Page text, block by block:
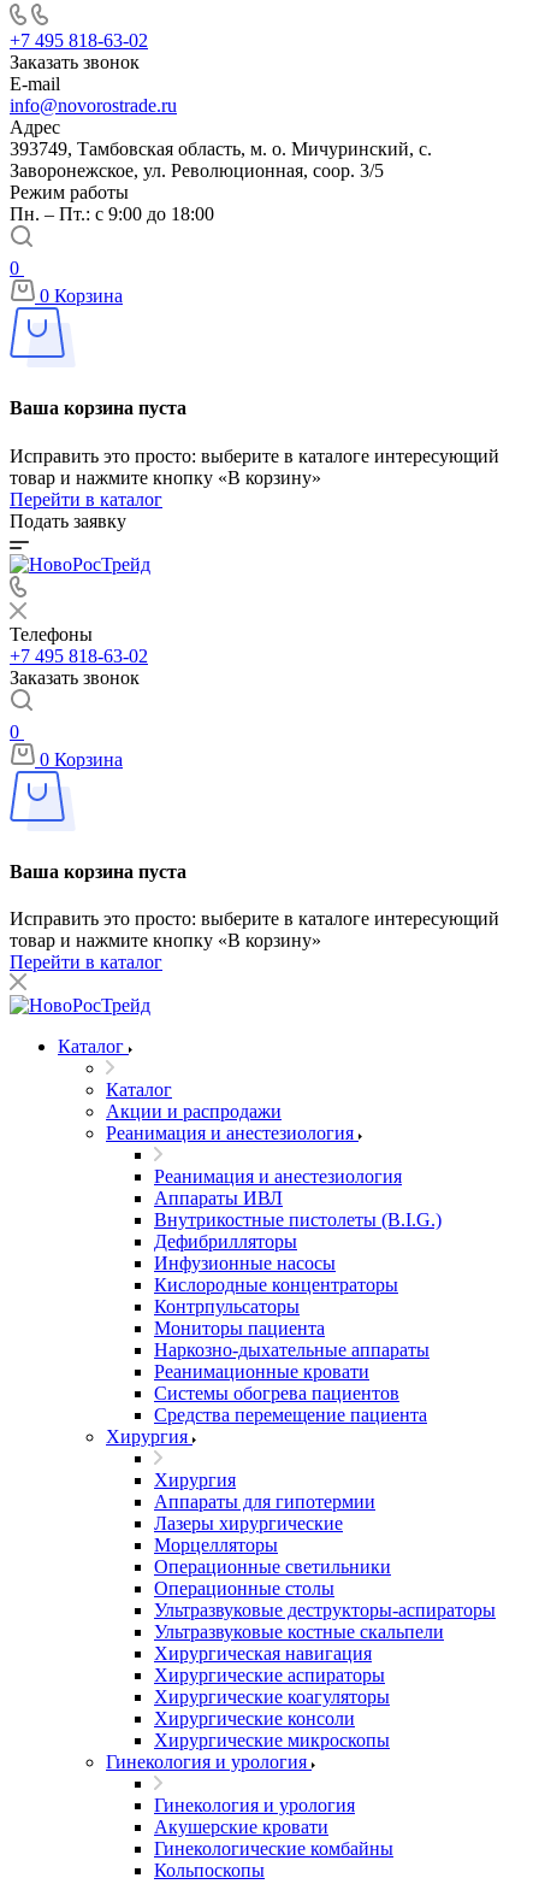
+7 495 818-63-02
Заказать звонок
E-mail
info@novorostrade.ru
Адрес
393749, Тамбовская область, м. о. Мичуринский, с.
Заворонежское, ул. Революционная, соор. 3/5
Режим работы
Пн. – Пт.: с 9:00 до 18:00
0
0 Корзина
Ваша корзина пуста
Исправить это просто: выберите в каталоге интересующий
товар и нажмите кнопку «В корзину»
Перейти в каталог
Подать заявку
Телефоны
+7 495 818-63-02
Заказать звонок
0
0 Корзина
Ваша корзина пуста
Исправить это просто: выберите в каталоге интересующий
товар и нажмите кнопку «В корзину»
Перейти в каталог
Каталог
Каталог
Акции и распродажи
Реанимация и анестезиология
Реанимация и анестезиология
Аппараты ИВЛ
Внутрикостные пистолеты (B.I.G.)
Дефибрилляторы
Инфузионные насосы
Кислородные концентраторы
Контрпульсаторы
Мониторы пациента
Наркозно-дыхательные аппараты
Реанимационные кровати
Системы обогрева пациентов
Средства перемещение пациента
Хирургия
Хирургия
Аппараты для гипотермии
Лазеры хирургические
Морцелляторы
Операционные светильники
Операционные столы
Ультразвуковые деструкторы-аспираторы
Ультразвуковые костные скальпели
Хирургическая навигация
Хирургические аспираторы
Хирургические коагуляторы
Хирургические консоли
Хирургические микроскопы
Гинекология и урология
Гинекология и урология
Акушерские кровати
Гинекологические комбайны
Кольпоскопы